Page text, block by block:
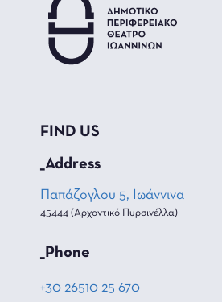
FIND US
_Address
Παπάζογλου 5, Ιωάννινα
45444 (Αρχοντικό Πυρσινέλλα)
_Phone
+30 26510 25 670